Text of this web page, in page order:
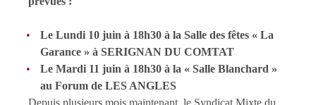
Le Lundi 10 juin à 18h30 à la Salle des fêtes « La
Garance » à SERIGNAN DU COMTAT
Le Mardi 11 juin à 18h30 à la « Salle Blanchard »
au Forum de LES ANGLES
Depuis plusieurs mois maintenant, le Syndicat Mixte du